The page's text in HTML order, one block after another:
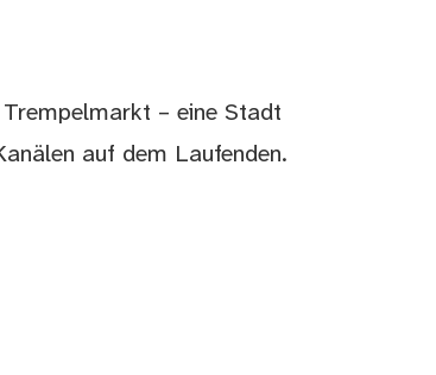
– eine Stadt
auf dem Laufenden.